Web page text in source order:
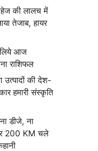
की लालच में
तेजाब, हायर
आज
राशिफल
की देश-
हमारी संस्कृति
डीजे, ना
200 KM चले